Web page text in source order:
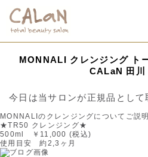
MONNALI クレンジング ト
CALaN 田川
今日は当サロンが正規品として
MONNALIのクレンジングについてご説
★TR50 クレンジング★
500ml ￥11,000 (税込)
使用目安 約2,3ヶ月